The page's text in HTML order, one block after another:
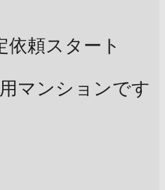
依頼スタート
マンションです